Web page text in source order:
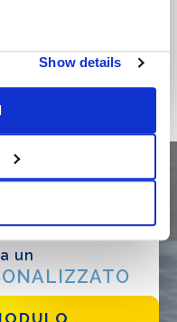
Show details
un